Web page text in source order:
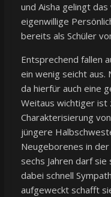
und Aisha gelingt
eigenwillige
bereits als Schüler
Entsprechend fallen
ein wenig seicht aus.
da hierfür auch eine
Weitaus wichtiger ist
Charakterisierung
jüngere
Neugeborenes in
sechs Jahren darf
dabei schnell
aufgeweckt schafft